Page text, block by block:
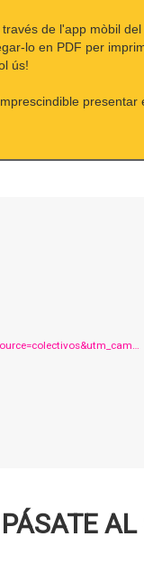
de l'app mòbil del
lo en PDF per
ús!
presentar
PÁSATE